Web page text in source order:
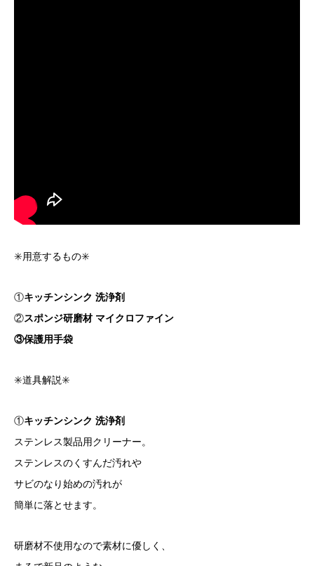
✳️用意するもの✳️
①キッチンシンク 洗浄剤
②スポンジ研磨材 マイクロファイン
③保護用手袋
✳️道具解説✳️
①キッチンシンク 洗浄剤
ステンレス製品用クリーナー。
ステンレスのくすんだ汚れや
サビのなり始めの汚れが
簡単に落とせます。
研磨材不使用なので素材に優しく、